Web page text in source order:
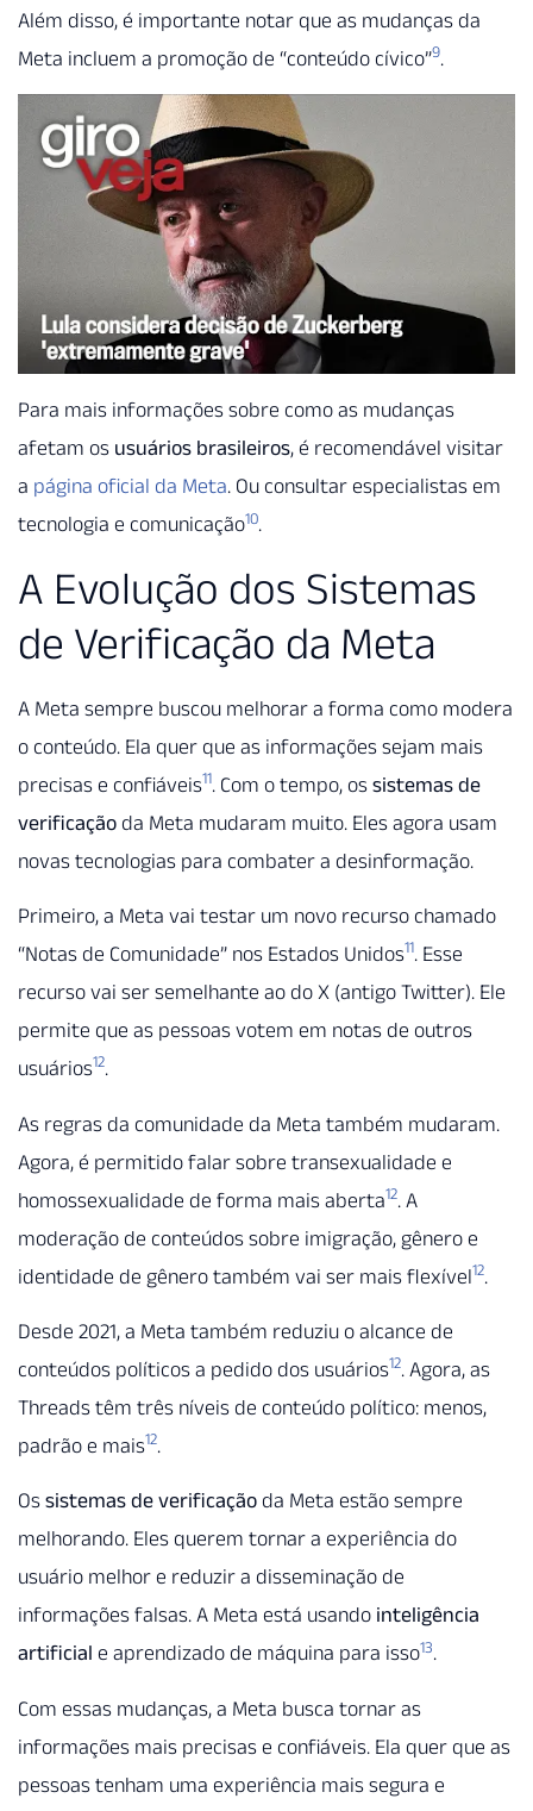
Além disso, é importante notar que as mudanças da
Meta incluem a promoção de “conteúdo cívico”9.
Para mais informações sobre como as mudanças
afetam os usuários brasileiros, é recomendável visitar
a página oficial da Meta. Ou consultar especialistas em
tecnologia e comunicação10.
A Evolução dos Sistemas
de Verificação da Meta
A Meta sempre buscou melhorar a forma como modera
o conteúdo. Ela quer que as informações sejam mais
precisas e confiáveis11. Com o tempo, os sistemas de
verificação da Meta mudaram muito. Eles agora usam
novas tecnologias para combater a desinformação.
Primeiro, a Meta vai testar um novo recurso chamado
“Notas de Comunidade” nos Estados Unidos11. Esse
recurso vai ser semelhante ao do X (antigo Twitter). Ele
permite que as pessoas votem em notas de outros
usuários12.
As regras da comunidade da Meta também mudaram.
Agora, é permitido falar sobre transexualidade e
homossexualidade de forma mais aberta12. A
moderação de conteúdos sobre imigração, gênero e
identidade de gênero também vai ser mais flexível12.
Desde 2021, a Meta também reduziu o alcance de
conteúdos políticos a pedido dos usuários12. Agora, as
Threads têm três níveis de conteúdo político: menos,
padrão e mais12.
Os sistemas de verificação da Meta estão sempre
melhorando. Eles querem tornar a experiência do
usuário melhor e reduzir a disseminação de
informações falsas. A Meta está usando inteligência
artificial e aprendizado de máquina para isso13.
Com essas mudanças, a Meta busca tornar as
informações mais precisas e confiáveis. Ela quer que as
pessoas tenham uma experiência mais segura e